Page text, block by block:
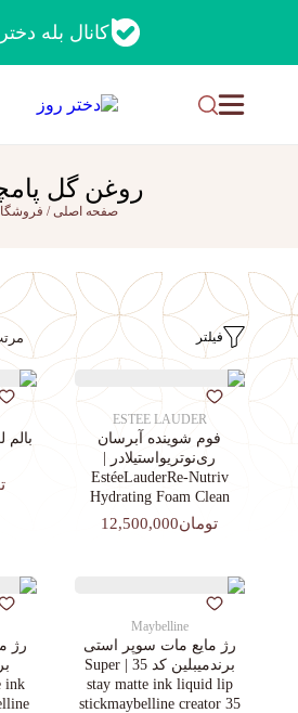
کانال بله
روغن گل
صفحه اصلی/
فیلتر
ESTEE LAUDER
فوم شوینده آبرسان
ری‌نوتریواستیلادر |
EstéeLauderRe-Nutriv
Hydrating Foam Clean
تومان12,500,000
Maybelline
رژ مایع مات سوپر استی‌
برندمیبلین کد 35 | Super
stay matte ink liquid lip
stickmaybelline creator 35
رژ
ink